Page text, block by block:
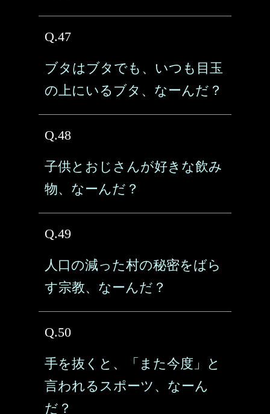
Q.47
ブタはブタでも、いつも目玉
の上にいるブタ、なーんだ？
Q.48
子供とおじさんが好きな飲み
物、なーんだ？
Q.49
人口の減った村の秘密をばら
す宗教、なーんだ？
Q.50
手を抜くと、「また今度」と
言われるスポーツ、なーん
だ？